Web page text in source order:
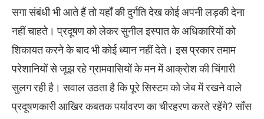
सगा संबंधी भी आते हैं तो यहाँ की दुर्गति देख कोई अपनी लड़की देना
नहीं चाहते। प्रदूषण को लेकर सुनील इस्पात के अधिकारियों को
शिकायत करने के बाद भी कोई ध्यान नहीं देते। इस प्रकार तमाम
परेशानियों से जूझ रहे ग्रामवासियों के मन में आक्रोश की चिंगारी
सुलग रही है। सवाल उठता है कि पूरे सिस्टम को जेब में रखने वाले
प्रदूषणकारी आखिर कबतक पर्यावरण का चीरहरण करते रहेंगे? साँस